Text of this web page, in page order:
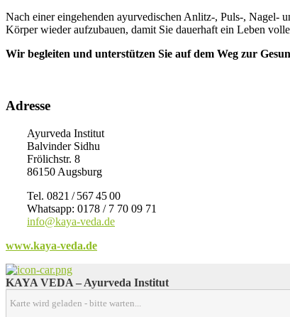
Nach einer eingehenden ayurvedischen Anlitz-, Puls-, Nagel-
Körper wieder aufzubauen, damit Sie dauerhaft ein Leben
Wir begleiten und unterstützen Sie auf dem Weg zur
Adresse
Ayurveda Institut
Balvinder Sidhu
Frölichstr. 8
86150 Augsburg
Tel. 0821 / 567 45 00
Whatsapp: 0178 / 7 70 09 71
info@kaya-veda.de
www.kaya-veda.de
KAYA VEDA – Ayurveda Institut
Karte wird geladen - bitte warten...